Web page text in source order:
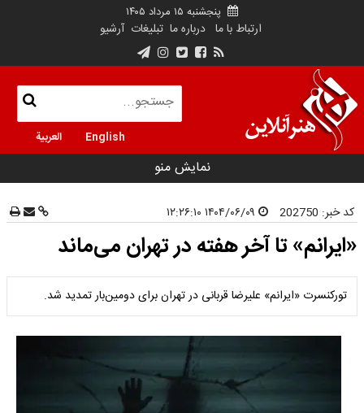
پنجشنبه ۱۵ مرداد ۱۴۰۵
ارتباط با ما درباره ما تبلیغات آرشیو
English العربية
نمایش منو
کد خبر: 202750
«ایرانم» تا آخر هفته در تهران می‌ماند
تورکنسرت «ایرانم» علیرضا قربانی در تهران برای دومین‌بار تمدید شد.